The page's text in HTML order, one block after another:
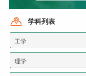
学科列表
工学
理学